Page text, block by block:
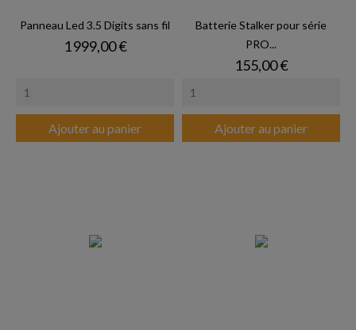
Panneau Led 3.5 Digits sans fil
Prix
1 999,00 €
Ajouter au panier
Batterie Stalker pour série
PRO...
Prix
155,00 €
Ajouter au panier